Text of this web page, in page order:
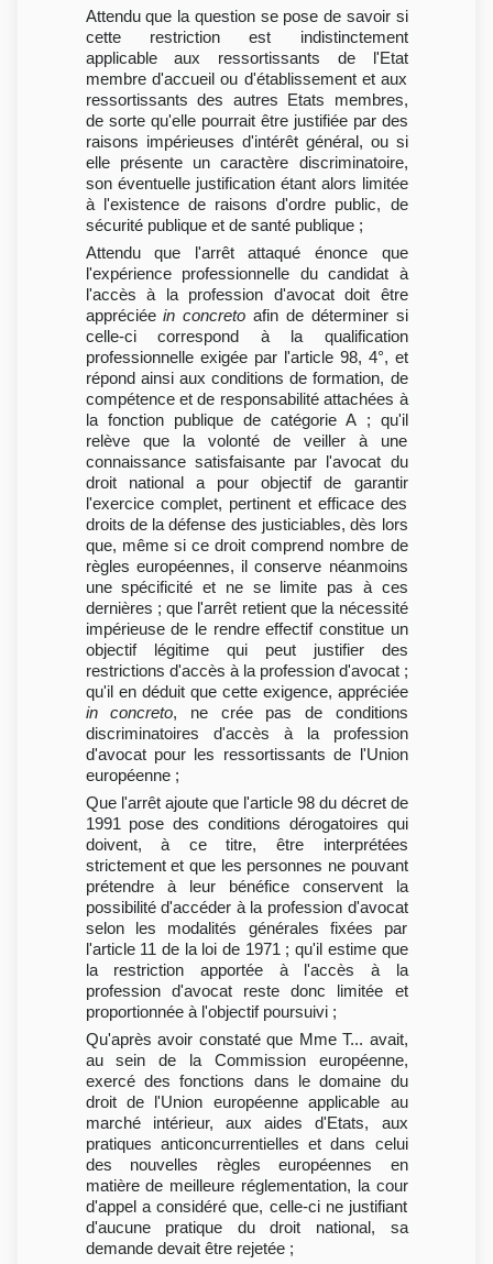
Attendu que la question se pose de savoir si
cette restriction est indistinctement
applicable aux ressortissants de l'Etat
membre d'accueil ou d'établissement et aux
ressortissants des autres Etats membres,
de sorte qu'elle pourrait être justifiée par des
raisons impérieuses d'intérêt général, ou si
elle présente un caractère discriminatoire,
son éventuelle justification étant alors limitée
à l'existence de raisons d'ordre public, de
sécurité publique et de santé publique ;
Attendu que l'arrêt attaqué énonce que
l'expérience professionnelle du candidat à
l'accès à la profession d'avocat doit être
appréciéein concreto afin de déterminer si
celle-ci correspond à la qualification
professionnelle exigée par l'article 98, 4°, et
répond ainsi aux conditions de formation, de
compétence et de responsabilité attachées à
la fonction publique de catégorie A ; qu'il
relève que la volonté de veiller à une
connaissance satisfaisante par l'avocat du
droit national a pour objectif de garantir
l'exercice complet, pertinent et efficace des
droits de la défense des justiciables, dès lors
que, même si ce droit comprend nombre de
règles européennes, il conserve néanmoins
une spécificité et ne se limite pas à ces
dernières ; que l'arrêt retient que la nécessité
impérieuse de le rendre effectif constitue un
objectif légitime qui peut justifier des
restrictions d'accès à la profession d'avocat ;
qu'il en déduit que cette exigence, appréciée
in concreto, ne crée pas de conditions
discriminatoires d'accès à la profession
d'avocat pour les ressortissants de l'Union
européenne ;
Que l'arrêt ajoute que l'article 98 du décret de
1991 pose des conditions dérogatoires qui
doivent, à ce titre, être interprétées
strictement et que les personnes ne pouvant
prétendre à leur bénéfice conservent la
possibilité d'accéder à la profession d'avocat
selon les modalités générales fixées par
l'article 11 de la loi de 1971 ; qu'il estime que
la restriction apportée à l'accès à la
profession d'avocat reste donc limitée et
proportionnée à l'objectif poursuivi ;
Qu'après avoir constaté que Mme T... avait,
au sein de la Commission européenne,
exercé des fonctions dans le domaine du
droit de l'Union européenne applicable au
marché intérieur, aux aides d'Etats, aux
pratiques anticoncurrentielles et dans celui
des nouvelles règles européennes en
matière de meilleure réglementation, la cour
d'appel a considéré que, celle-ci ne justifiant
d'aucune pratique du droit national, sa
demande devait être rejetée ;